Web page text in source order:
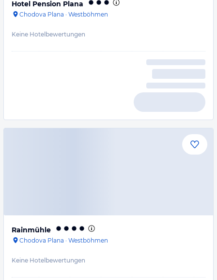
Hotel Pension Plana
Chodova Plana · Westböhmen
Keine Hotelbewertungen
Rainmühle
Chodova Plana · Westböhmen
Keine Hotelbewertungen